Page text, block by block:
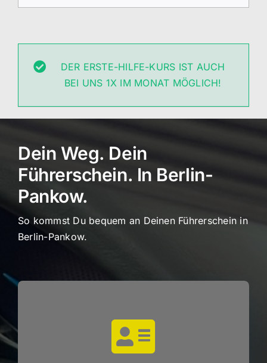
DER ERSTE-HILFE-KURS IST AUCH
BEI UNS 1X IM MONAT MÖGLICH!
Dein Weg. Dein
Führerschein. In Berlin-
Pankow.
So kommst Du bequem an Deinen Führerschein in
Berlin-Pankow.